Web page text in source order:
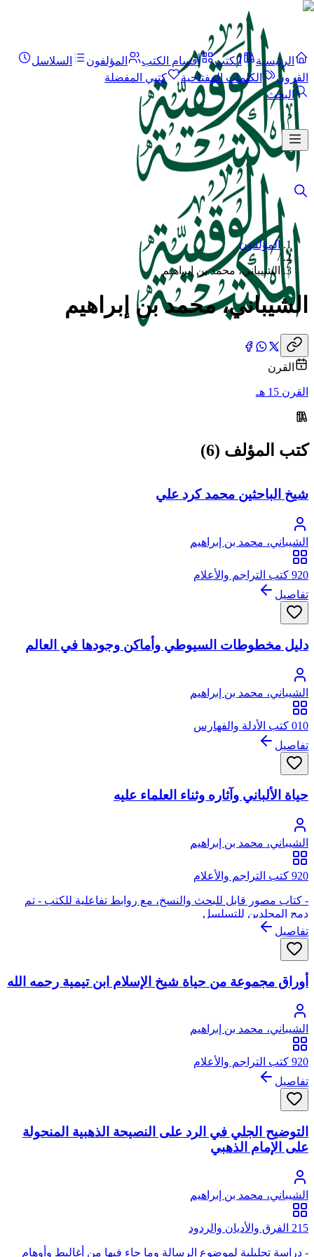
الرئيسية الكتب أقسام الكتب المؤلفون
السلاسل
القرون
الكلمات المفتاحية
كتبي المفضلة
البحث
المؤلفون
/
الشيباني، محمد بن إبراهيم
الشيباني، محمد بن إبراهيم
القرن
القرن 15 هـ
كتب المؤلف (6)
شيخ الباحثين محمد كرد علي
الشيباني، محمد بن إبراهيم
920 كتب التراجم والأعلام
تفاصيل
دليل مخطوطات السيوطي وأماكن وجودها في العالم
الشيباني، محمد بن إبراهيم
010 كتب الأدلة والفهارس
تفاصيل
حياة الألباني وآثاره وثناء العلماء عليه
الشيباني، محمد بن إبراهيم
920 كتب التراجم والأعلام
- كتاب مصور قابل للبحث والنسخ، مع روابط تفاعلية للكتب - تم
دمج المجلدين للتسلسل
تفاصيل
أوراق مجموعة من حياة شيخ الإسلام ابن تيمية رحمه الله
الشيباني، محمد بن إبراهيم
920 كتب التراجم والأعلام
تفاصيل
التوضيح الجلي في الرد على النصيحة الذهبية المنحولة
على الإمام الذهبي
الشيباني، محمد بن إبراهيم
215 الفرق والأديان والردود
- دراسة تحليلية لموضوع الرسالة وما جاء فيها من أغاليط وأوهام